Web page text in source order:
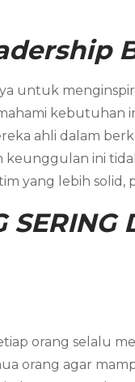
ahli dalam
ini
yang lebih solid,
SERING
orang selalu
orang agar